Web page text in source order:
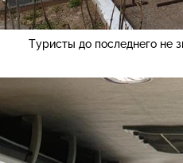
Туристы до последнего не